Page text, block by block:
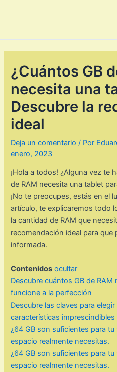
¿Cuántos GB
necesita una
Descubre la
ideal
Deja un comentario / Por
enero, 2023
¡Hola a todos! ¿Alguna vez te
de RAM necesita una tablet
¡No te preocupes, estás en el
artículo, te explicaremos todo
la cantidad de RAM que
recomendación ideal para
informada.
Contenidos ocultar
Descubre cuántos GB de
funcione a la perfección
Descubre las claves para
características
¿64 GB son suficientes para
espacio realmente necesitas.
¿64 GB son suficientes para
espacio realmente necesitas.